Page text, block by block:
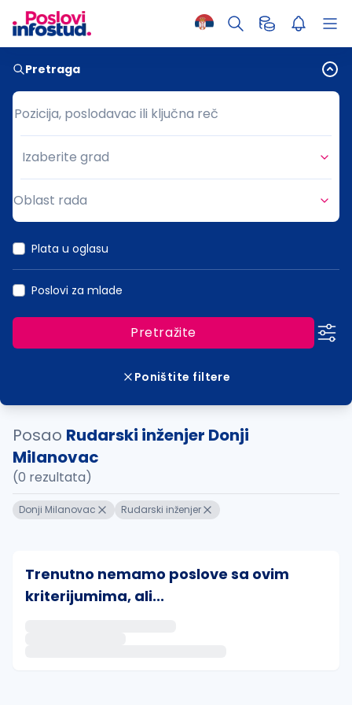
Pretraga
Pozicija, poslodavac ili ključna reč
Pozicija, poslodavac ili ključna reč
Grad
Izaberite grad
Oblast rada
Plata u oglasu
Poslovi za mlade
Pretražite
Poništite filtere
Posao Rudarski inženjer Donji
Milanovac
(0 rezultata)
Donji Milanovac Rudarski inženjer
Trenutno nemamo poslove sa ovim
kriterijumima, ali...